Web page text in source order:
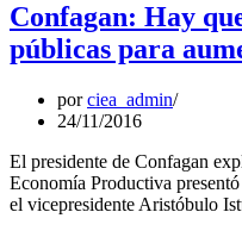
Confagan: Hay
públicas para
porciea_admin
24/11/2016
El presidente de Confagan
Economía Productiva
el vicepresidente Aristóbulo